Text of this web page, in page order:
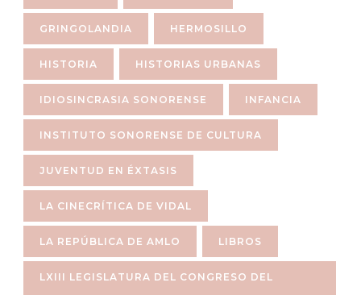
GRINGOLANDIA HERMOSILLO
HISTORIA HISTORIAS URBANAS
IDIOSINCRASIA SONORENSE INFANCIA
INSTITUTO SONORENSE DE CULTURA
JUVENTUD EN ÉXTASIS
LA CINECRÍTICA DE VIDAL
LA REPÚBLICA DE AMLO LIBROS
LXIII LEGISLATURA DEL CONGRESO DEL